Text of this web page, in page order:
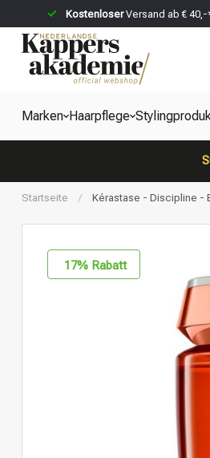
KostenloserVersand ab €
Marken Haarpflege
Startseite / Kérastase - Discipline -
17% Rabatt